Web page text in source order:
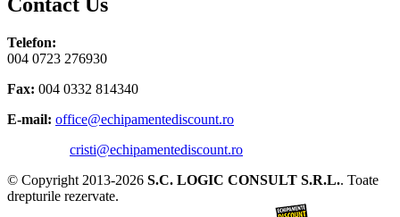
Telefon:
004 0723 276930
Fax: 004 0332 814340
E-mail: office@echipamentediscount.ro
cristi@echipamentediscount.ro
© Copyright 2013-2026 S.C. LOGIC CONSULT S.R.L.. Toate
drepturile rezervate.